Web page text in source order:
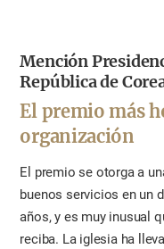
Mención
República de
El premio más
organización
El premio se otorga a
buenos servicios en un
años, y es muy inusual
reciba. La iglesia ha